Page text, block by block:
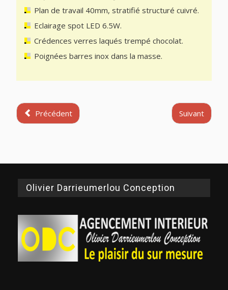
Plan de travail 40mm, stratifié structuré cuivré.
Eclairage spot LED 6.5W.
Crédences verres laqués trempé chocolat.
Poignées barres inox dans la masse.
Précédent Suivant
Olivier Darrieumerlou Conception